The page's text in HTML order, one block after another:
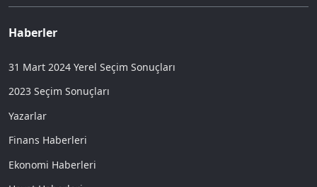
Haberler
31 Mart 2024 Yerel Seçim Sonuçları
2023 Seçim Sonuçları
Yazarlar
Finans Haberleri
Ekonomi Haberleri